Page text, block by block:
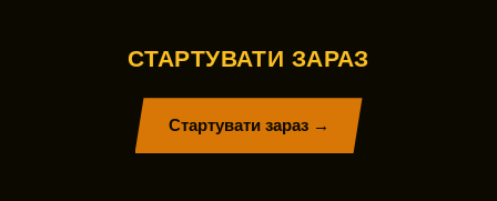
СТАРТУВАТИ ЗАРАЗ
Стартувати зараз →